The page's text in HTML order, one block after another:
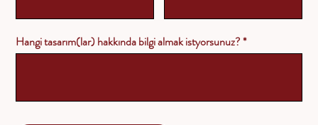
Hangi tasarım(lar) hakkında bilgi almak istyorsunuz?